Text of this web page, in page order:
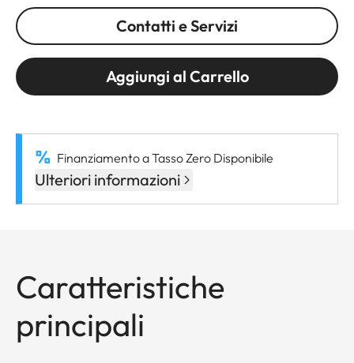
Contatti e Servizi
Aggiungi al Carrello
Finanziamento a Tasso Zero Disponibile
Ulteriori informazioni
Caratteristiche
principali